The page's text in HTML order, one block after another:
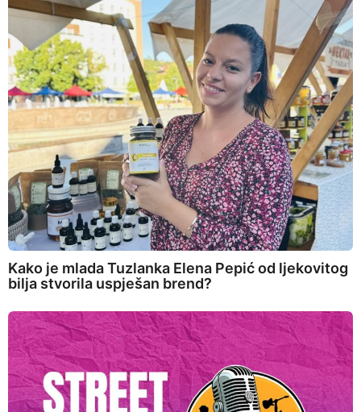
Kako je mlada Tuzlanka Elena Pepić od ljekovitog
bilja stvorila uspješan brend?